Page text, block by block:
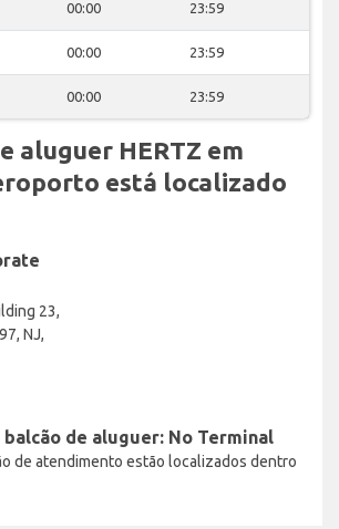
00:00 23:59
00:00 23:59
00:00 23:59
aluguer HERTZ em
está localizado
23,
NJ,
balcão de aluguer: No Terminal
de atendimento estão localizados dentro